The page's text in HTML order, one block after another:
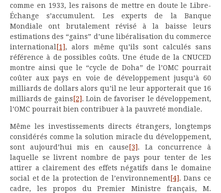
comme en 1933, les raisons de mettre en doute le Libre-
Échange s’accumulent. Les experts de la Banque
Mondiale ont brutalement révisé à la baisse leurs
estimations des “gains” d’une libéralisation du commerce
international [1], alors même qu’ils sont calculés sans
référence à de possibles coûts. Une étude de la CNUCED
montre ainsi que le “cycle de Doha” de l’OMC pourrait
coûter aux pays en voie de développement jusqu’à 60
milliards de dollars alors qu’il ne leur apporterait que 16
milliards de gains [2]. Loin de favoriser le développement,
l’OMC pourrait bien contribuer à la pauvreté mondiale.
Même les investissements directs étrangers, longtemps
considérés comme la solution miracle du développement,
sont aujourd’hui mis en cause [3]. La concurrence à
laquelle se livrent nombre de pays pour tenter de les
attirer a clairement des effets négatifs dans le domaine
social et de la protection de l’environnement[4]. Dans ce
cadre, les propos du Premier Ministre français, M.